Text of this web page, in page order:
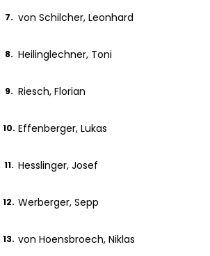
7. von Schilcher, Leonhard
8. Heilinglechner, Toni
9. Riesch, Florian
10. Effenberger, Lukas
11. Hesslinger, Josef
12. Werberger, Sepp
13. von Hoensbroech, Niklas